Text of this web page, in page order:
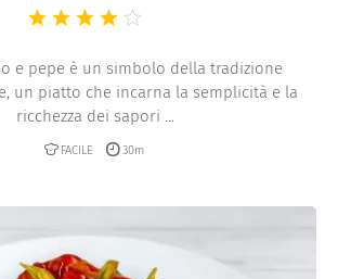
e pepe è un simbolo della tradizione
un piatto che incarna la semplicità e la
ricchezza dei sapori ...
FACILE 30m